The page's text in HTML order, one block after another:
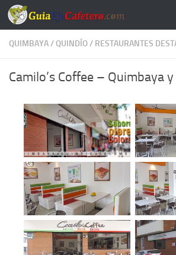
Saltar al contenido
QUIMBAYA/QUINDÍO/ RESTAURANTES
Camilo’s Coffee – Quimbaya